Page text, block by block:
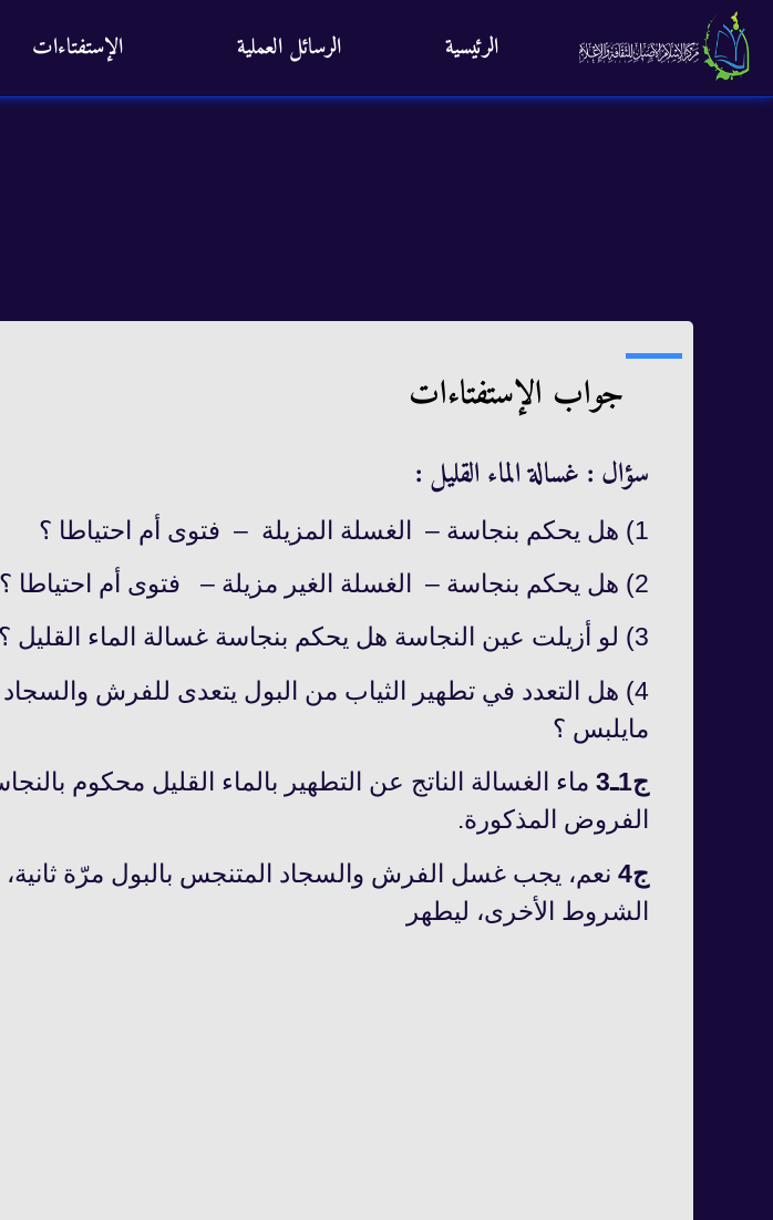
الرئيسية الرسائل العملية الإستفتاءات
جواب الإستفتاءات
سؤال : غسالة الماء القليل :
1) هل يحكم بنجاسة – الغسلة المزيلة – فتوى أم احتياطا ؟
2) هل يحكم بنجاسة – الغسلة الغير مزيلة – فتوى أم احتياطا ؟ا
3) لو أزيلت عين النجاسة هل يحكم بنجاسة غسالة الماء القليل ؟
4) هل التعدد في تطهير الثياب من البول يتعدى للفرش
مايلبس ؟
ج1ـ3
ماء الغسالة الناتج عن التطهير بالماء القليل محكوم
الفروض المذكورة.
ج4
نعم، يجب غسل الفرش والسجاد المتنجس بالبول مرّة ثانية،
الشروط الأخرى، ليطهر